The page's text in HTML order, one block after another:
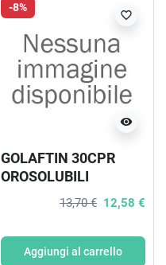
-8%
visibility
favorite_border
GOLAFTIN 30CPR
OROSOLUBILI
13,70 € 12,58 €
Aggiungi al carrello